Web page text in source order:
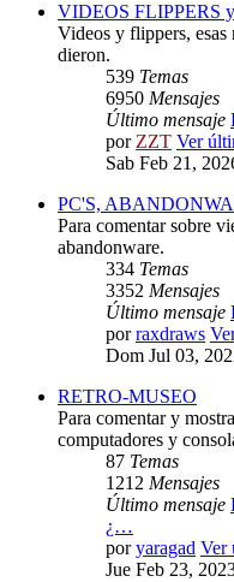
VIDEOS FLIPPERS
Videos y flippers, esas
dieron.
539 Temas
6950 Mensajes
Último mensaje
porZZT Ver
Sab Feb 21,
PC'S,
Para comentar sobre
abandonware.
334 Temas
3352 Mensajes
Último mensaje
porraxdraws
Dom Jul 03,
RETRO-MUSEO
Para comentar y
computadores y
87 Temas
1212 Mensajes
Último mensaje
¿…
poryaragad Ver
Jue Feb 23,